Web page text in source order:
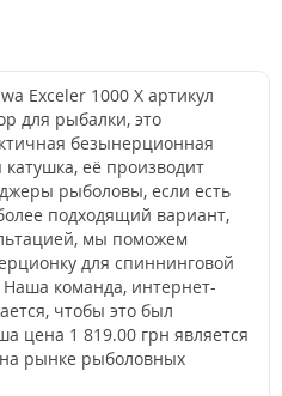
Exceler 1000 X артикул
для рыбалки, это
безынерционная
её производит
рыболовы, если есть
подходящий вариант,
мы поможем
для спиннинговой
команда, интернет-
чтобы это был
цена 1 819.00 грн является
рынке рыболовных